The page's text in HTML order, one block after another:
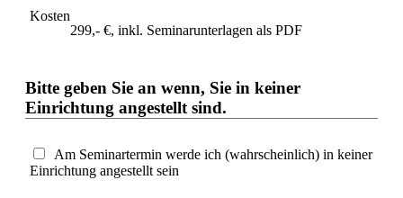
Kosten
299,- €, inkl. Seminarunterlagen als PDF
Bitte geben Sie an wenn, Sie in keiner
Einrichtung angestellt sind.
Am Seminartermin werde ich (wahrscheinlich) in keiner
Einrichtung angestellt sein